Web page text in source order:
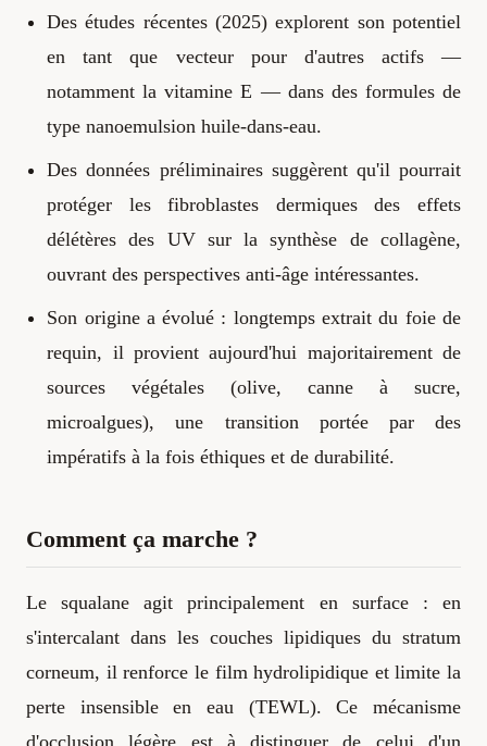
Des études récentes (2025) explorent son potentiel
en tant que vecteur pour d'autres actifs —
notamment la vitamine E — dans des formules de
type nanoemulsion huile-dans-eau.
Des données préliminaires suggèrent qu'il pourrait
protéger les fibroblastes dermiques des effets
délétères des UV sur la synthèse de collagène,
ouvrant des perspectives anti-âge intéressantes.
Son origine a évolué : longtemps extrait du foie de
requin, il provient aujourd'hui majoritairement de
sources végétales (olive, canne à sucre,
microalgues), une transition portée par des
impératifs à la fois éthiques et de durabilité.
Comment ça marche ?
Le squalane agit principalement en surface : en
s'intercalant dans les couches lipidiques du stratum
corneum, il renforce le film hydrolipidique et limite la
perte insensible en eau (TEWL). Ce mécanisme